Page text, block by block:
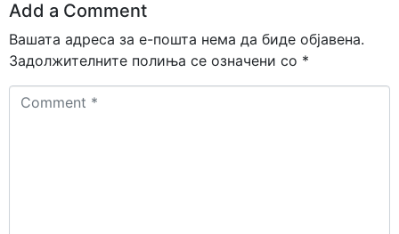
Add a Comment
Вашата адреса за е-пошта нема да биде објавена.
Задолжителните полиња се означени со *
Comment